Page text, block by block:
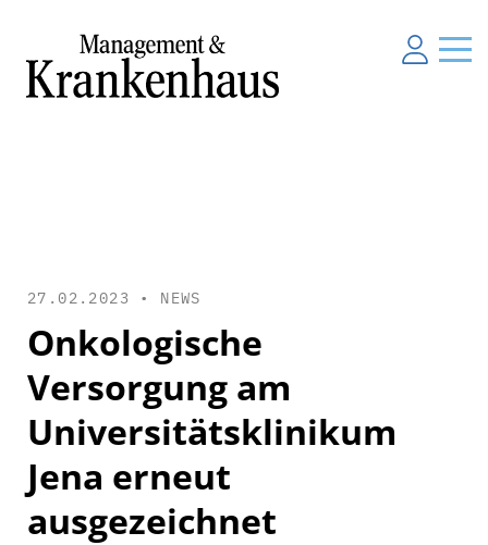
27.02.2023 • NEWS
Onkologische
Versorgung am
Universitätsklinikum
Jena erneut
ausgezeichnet